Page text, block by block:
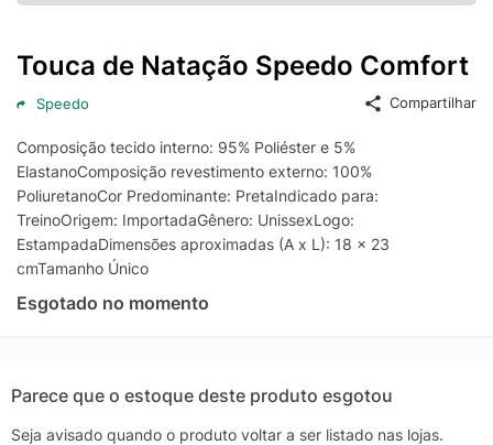
Touca de Natação Speedo Comfort
Speedo Compartilhar
Composição tecido interno: 95% Poliéster e 5%
ElastanoComposição revestimento externo: 100%
PoliuretanoCor Predominante: PretaIndicado para:
TreinoOrigem: ImportadaGênero: UnissexLogo:
EstampadaDimensões aproximadas (A x L): 18 x 23
cmTamanho Único
Esgotado no momento
Parece que o estoque deste produto esgotou
Seja avisado quando o produto voltar a ser listado nas lojas.